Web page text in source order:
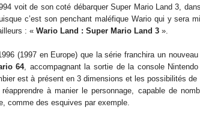
voit de son coté débarquer Super Mario Land 3,
c’est son penchant maléfique Wario qui y sera
: « Wario Land : Super Mario Land 3 ».
(1997 en Europe) que la série franchira un
64, accompagnant la sortie de la console
est à présent en 3 dimensions et les possibilités
à manier le personnage, capable de
comme des esquives par exemple.